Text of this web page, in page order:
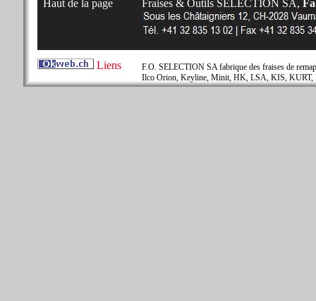
Haut de la page Fraises & Outils SELECTION SA,
Liens
F.O. SELECTION SA fabrique des fraises de
Ilco Orion, Keyline, Minit, HK, LSA, KIS, KURT,